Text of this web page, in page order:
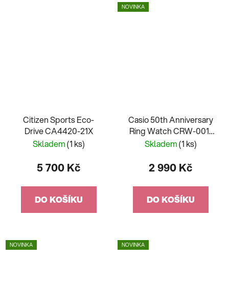
Citizen Sports Eco-
Drive CA4420-21X
Skladem(1 ks)
5 700 Kč
DO KOŠÍKU
NOVINKA
Casio 50th Anniversary
Ring Watch CRW-001-
1ER
Skladem(1 ks)
2 990 Kč
DO KOŠÍKU
NOVINKA NOVINKA